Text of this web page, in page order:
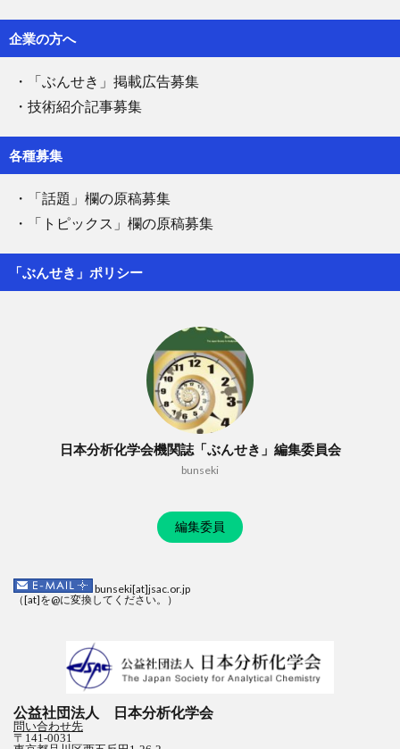
企業の方へ
・「ぶんせき」掲載広告募集
・技術紹介記事募集
各種募集
・「話題」欄の原稿募集
・「トピックス」欄の原稿募集
「ぶんせき」ポリシー
日本分析化学会機関誌「ぶんせき」編集委員会
bunseki
編集委員
bunseki[at]jsac.or.jp
（[at]を@に変換してください。）
公益社団法人 日本分析化学会
問い合わせ先
〒141-0031